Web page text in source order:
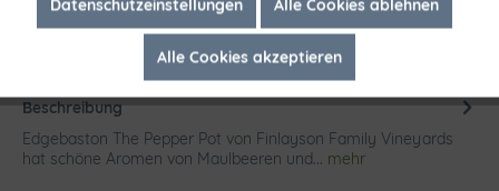
Beschreibung
Edgebaston The Pepper Pot von Finlayson Family Vineyards
hat schöne Aromen von Maulbeeren und... mehr
Datenschutzeinstellungen Alle Cookies ablehnen
Alle Cookies akzeptieren